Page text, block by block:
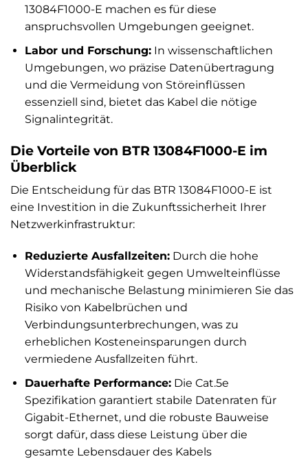
13084F1000-E machen es für diese
anspruchsvollen Umgebungen geeignet.
Labor und Forschung:In wissenschaftlichen
Umgebungen, wo präzise Datenübertragung
und die Vermeidung von Störeinflüssen
essenziell sind, bietet das Kabel die nötige
Signalintegrität.
Die Vorteile von BTR 13084F1000-E im
Überblick
Die Entscheidung für das BTR 13084F1000-E ist
eine Investition in die Zukunftssicherheit Ihrer
Netzwerkinfrastruktur:
Reduzierte Ausfallzeiten:Durch die hohe
Widerstandsfähigkeit gegen Umwelteinflüsse
und mechanische Belastung minimieren Sie das
Risiko von Kabelbrüchen und
Verbindungsunterbrechungen, was zu
erheblichen Kosteneinsparungen durch
vermiedene Ausfallzeiten führt.
Dauerhafte Performance:Die Cat.5e
Spezifikation garantiert stabile Datenraten für
Gigabit-Ethernet, und die robuste Bauweise
sorgt dafür, dass diese Leistung über die
gesamte Lebensdauer des Kabels